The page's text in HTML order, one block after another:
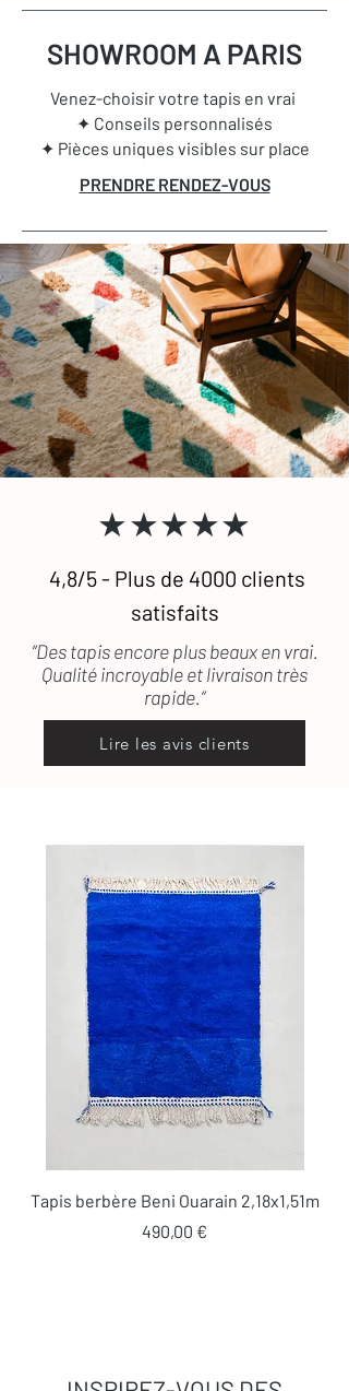
SHOWROOM A PARIS
Venez-choisir votre tapis en vrai
✦ Conseils personnalisés
✦ Pièces uniques visibles sur place
PRENDRE RENDEZ-VOUS
★★★★★
4,8/5 - Plus de 4000 clients
satisfaits
“Des tapis encore plus beaux en vrai.
Qualité incroyable et livraison très
rapide.”
Lire les avis clients
Tapis berbère Beni Ouarain 2,18x1,51m
Prix
490,00 €